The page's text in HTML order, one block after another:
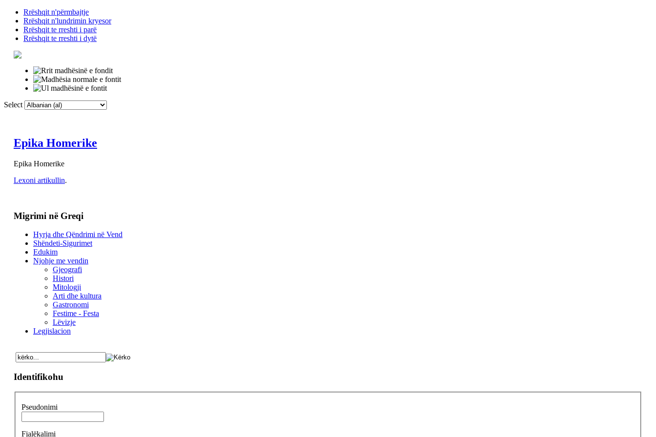
Rrëshqit n'përmbajtje
Rrëshqit n'lundrimin kryesor
Rrëshqit te rreshti i parë
Rrëshqit te rreshti i dytë
Select
Epika Homerike
Epika Homerike
Lexoni artikullin.
Migrimi në Greqi
Hyrja dhe Qëndrimi në Vend
Shëndeti-Sigurimet
Edukim
Njohje me vendin
Gjeografi
Histori
Mitologji
Arti dhe kultura
Gastronomi
Festime - Festa
Lëvizje
Legjislacion
Identifikohu
Pseudonimi
Fjalëkalimi